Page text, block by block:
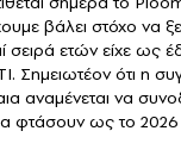
βάλει στόχο να
σειρά ετών είχε ως
ότι η
αναμένεται να
φτάσουν ως το 2026